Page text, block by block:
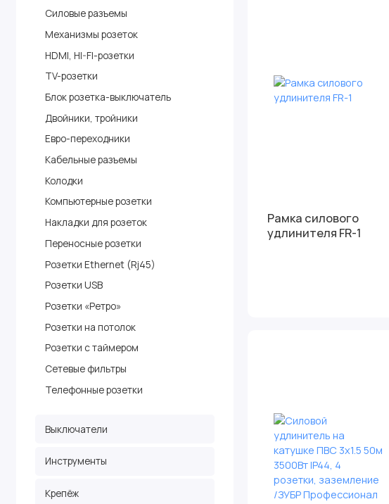
Силовые разъемы
Механизмы розеток
HDMI, HI-FI-розетки
TV-розетки
Блок розетка-выключатель
Двойники, тройники
Евро-переходники
Кабельные разъемы
Колодки
Компьютерные розетки
Накладки для розеток
Переносные розетки
Розетки Ethernet (Rj45)
Розетки USB
Розетки «Ретро»
Розетки на потолок
Розетки с таймером
Сетевые фильтры
Телефонные розетки
Выключатели
Инструменты
Крепёж
Рамка силового
удлинителя FR-1